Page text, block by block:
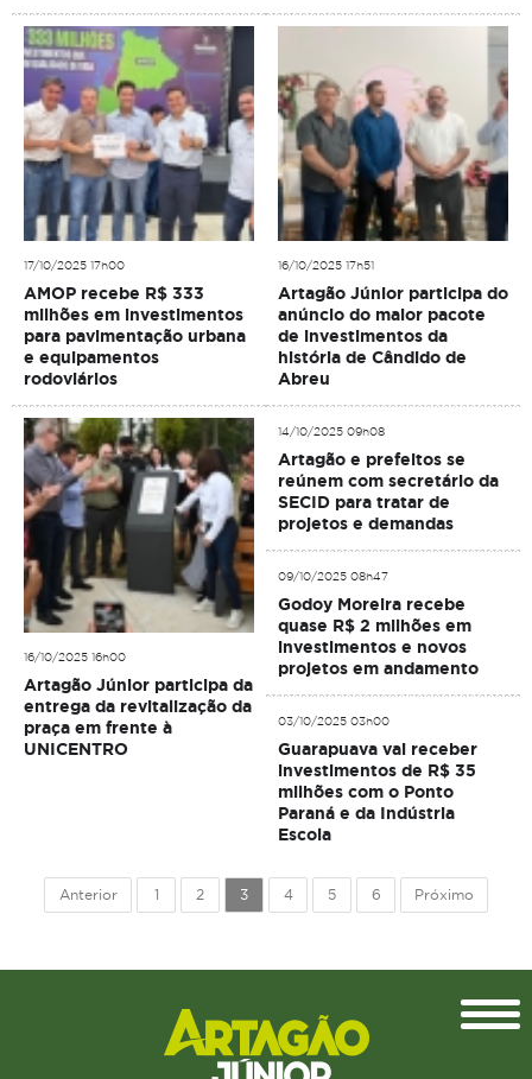
17/10/2025 17h00
AMOP recebe R$ 333
milhões em investimentos
para pavimentação urbana
e equipamentos
rodoviários
16/10/2025 17h51
Artagão Júnior participa do
anúncio do maior pacote
de investimentos da
história de Cândido de
Abreu
16/10/2025 16h00
Artagão Júnior participa da
entrega da revitalização da
praça em frente à
UNICENTRO
14/10/2025 09h08
Artagão e prefeitos se
reúnem com secretário da
SECID para tratar de
projetos e demandas
09/10/2025 08h47
Godoy Moreira recebe
quase R$ 2 milhões em
investimentos e novos
projetos em andamento
03/10/2025 03h00
Guarapuava vai receber
investimentos de R$ 35
milhões com o Ponto
Paraná e da Indústria
Escola
Anterior 1 2 3 4 5 6 Próximo